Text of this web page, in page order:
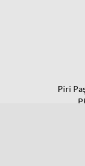
Piri